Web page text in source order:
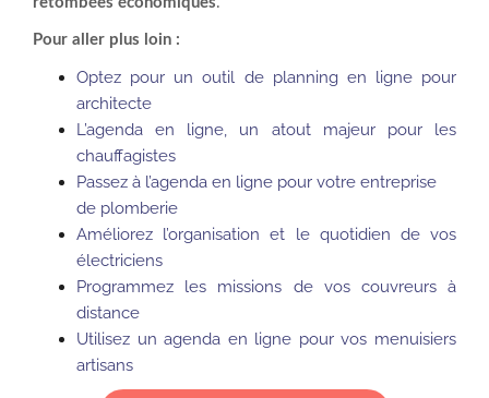
Pour aller plus loin :
Optez pour un outil de planning en ligne pour
architecte
L’agenda en ligne, un atout majeur pour les
chauffagistes
Passez à l’agenda en ligne pour votre entreprise
de plomberie
Améliorez l’organisation et le quotidien de vos
électriciens
Programmez les missions de vos couvreurs à
distance
Utilisez un agenda en ligne pour vos menuisiers
artisans